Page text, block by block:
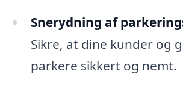
Snerydning af
Sikre, at dine kunder og
parkere sikkert og nemt.